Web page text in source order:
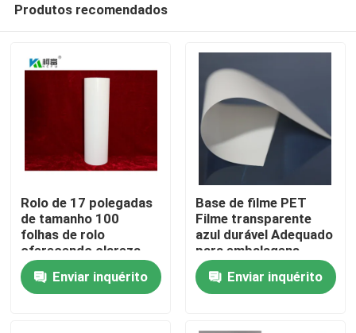
Produtos
Quem Somos
Produtos recomendados
Rolo de 17 polegadas
de tamanho 100
folhas de rolo
oferecendo clareza
superior e detalhe
para imagens
radiográficas
Enviar inquérito
Base de filme PET
Filme transparente
azul durável Adequado
para embalagens
industriais e
aplicações de
impressão Com um
Enviar inquérito